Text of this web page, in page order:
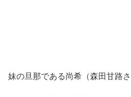
妹の旦那である尚希（森田甘路